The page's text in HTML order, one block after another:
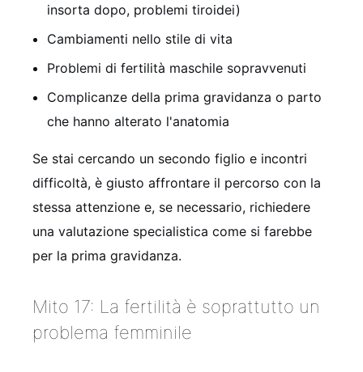
insorta dopo, problemi tiroidei)
Cambiamenti nello stile di vita
Problemi di fertilità maschile sopravvenuti
Complicanze della prima gravidanza o parto
che hanno alterato l'anatomia
Se stai cercando un secondo figlio e incontri
difficoltà, è giusto affrontare il percorso con la
stessa attenzione e, se necessario, richiedere
una valutazione specialistica come si farebbe
per la prima gravidanza.
Mito 17: La fertilità è soprattutto un
problema femminile